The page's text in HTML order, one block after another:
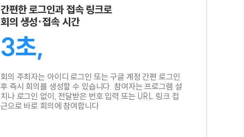
간편한 로그인과 접속 링크로
회의 생성·접속 시간
3초,
회의 주최자는 아이디 로그인 또는 구글 계정 간편 로그인
후 즉시 회의를 생성할 수 있습니다. 참여자는 프로그램 설
치나 로그인 없이, 전달받은 번호 입력 또는 URL 링크 접
근으로 바로 회의에 참여합니다